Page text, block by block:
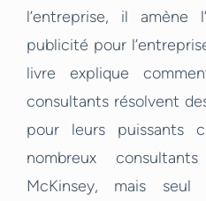
l’entreprise, il
publicité pour
livre explique
consultants résolvent
pour leurs puissants
nombreux
McKinsey, mais